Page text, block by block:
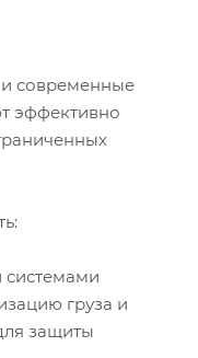
эффективно
груза и
защиты